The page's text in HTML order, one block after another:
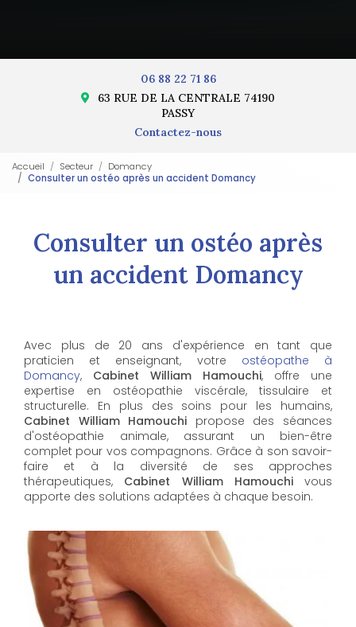
06 88 22 71 86
63 RUE DE LA CENTRALE 74190
PASSY
Contactez-nous
Accueil Secteur
Domancy
Consulter un ostéo après un accident Domancy
Consulter un ostéo après
un accident Domancy
Avec plus de 20 ans d'expérience en tant que
praticien et enseignant, votre ostéopathe à
Domancy, Cabinet William Hamouchi, offre une
expertise en ostéopathie viscérale, tissulaire et
structurelle. En plus des soins pour les humains,
Cabinet William Hamouchi propose des séances
d'ostéopathie animale, assurant un bien-être
complet pour vos compagnons. Grâce à son savoir-
faire et à la diversité de ses approches
thérapeutiques, Cabinet William Hamouchivous
apporte des solutions adaptées à chaque besoin.